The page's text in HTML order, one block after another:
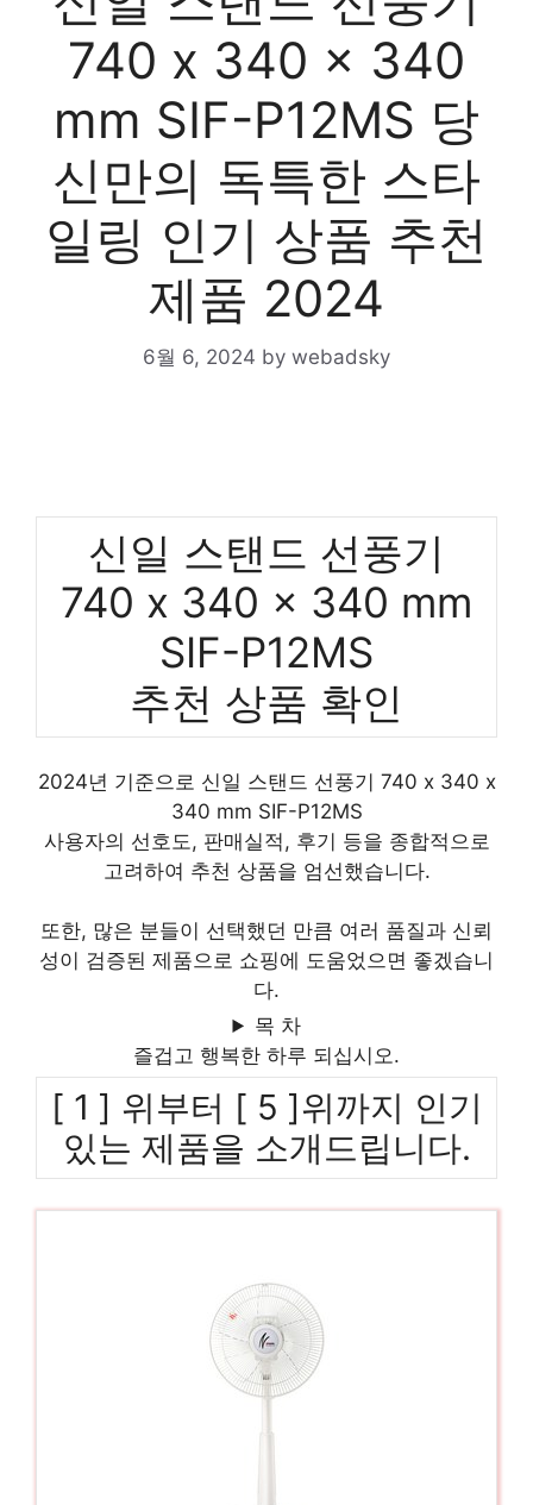
740 x 340 x 340
mm SIF-P12MS 당
신만의 독특한 스타
일링 인기 상품 추천
제품 2024
6월 6, 2024 by webadsky
신일 스탠드 선풍기
740 x 340 x 340 mm
SIF-P12MS
추천 상품 확인
2024년 기준으로 신일 스탠드 선풍기 740 x 340 x
340 mm SIF-P12MS
사용자의 선호도, 판매실적, 후기 등을 종합적으로
고려하여 추천 상품을 엄선했습니다.
또한, 많은 분들이 선택했던 만큼 여러 품질과 신뢰
성이 검증된 제품으로 쇼핑에 도움었으면 좋겠습니
다.
목 차
즐겁고 행복한 하루 되십시오.
[ 1 ] 위부터 [ 5 ]위까지 인기
있는 제품을 소개드립니다.